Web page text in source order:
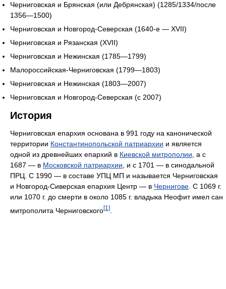
Черниговская и Брянская (или Дебрянская) (1285/1334/после
1356—1500)
Черниговская и Новгород-Северская (1640-е — XVII)
Черниговская и Рязанская (XVII)
Черниговская и Нежинская (1785—1799)
Малороссийская-Черниговская (1799—1803)
Черниговская и Нежинская (1803—2007)
Черниговская и Новгород-Северская (c 2007)
История
Черниговская епархия основана в 991 году на канонической
территории Константинопольской патриархии и является
одной из древнейших епархий в Киевской митрополии , а с
1687 — в Московской патриархии , и с 1701 — в синодальной
ПРЦ. С 1990 — в составе УПЦ МП и называется Черниговская
и Новгород-Сиверская епархия Центр — в Чернигове . С 1069 г.
или 1070 г. до смерти в около 1085 г. владыка Неофит имел сан
митрополита Черниговского[1]